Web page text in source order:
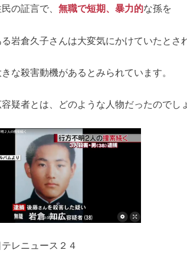
の証言で、 無職で短期、暴力的な孫を
岩倉久子さんは大変気にかけていたとさ
な殺害動機があるとみられています。
疑者とは、どのような人物だったのでし
レニュース２４